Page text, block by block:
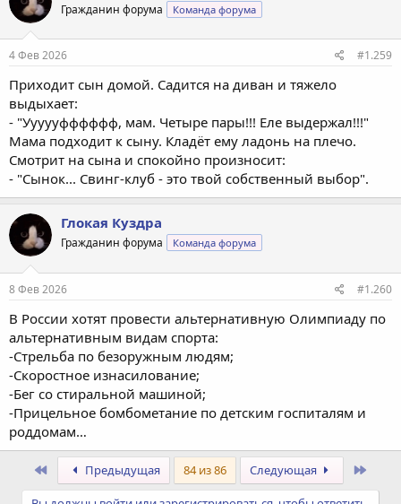
Гражданин форума Команда форума
4 Фев 2026 #1.259
Приходит сын домой. Садится на диван и тяжело
выдыхает:
- "Уууууфффффф, мам. Четыре пары!!! Еле выдержал!!!"
Мама подходит к сыну. Кладёт ему ладонь на плечо.
Смотрит на сына и спокойно произносит:
- "Сынок... Свинг-клуб - это твой собственный выбор".
Глокая Куздра
Гражданин форума Команда форума
8 Фев 2026 #1.260
В России хотят провести альтернативную Олимпиаду по
альтернативным видам спорта:
-Стрельба по безоружным людям;
-Скоростное изнасилование;
-Бег со стиральной машиной;
-Прицельное бомбометание по детским госпиталям и
роддомам…
ПервыйПредыдущая 84 из 86 Следующая